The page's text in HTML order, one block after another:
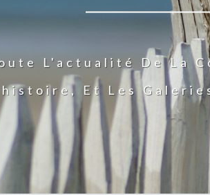
L'actualité De La
Et Les